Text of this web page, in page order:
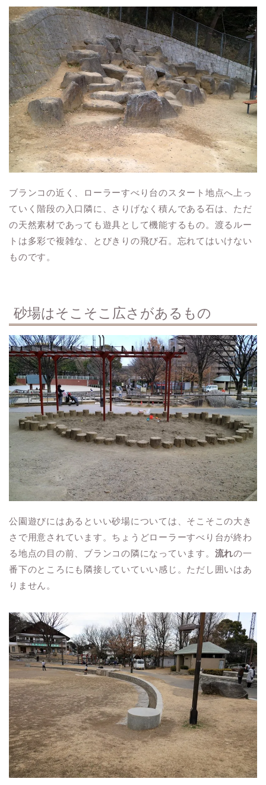
ブランコの近く、ローラーすべり台のスタート地点へ上っ
ていく階段の入口隣に、さりげなく積んである石は、ただ
の天然素材であっても遊具として機能するもの。渡るルー
トは多彩で複雑な、とびきりの飛び石。忘れてはいけない
ものです。
砂場はそこそこ広さがあるもの
公園遊びにはあるといい砂場については、そこそこの大き
さで用意されています。ちょうどローラーすべり台が終わ
る地点の目の前、ブランコの隣になっています。 流れの一
番下のところにも隣接していていい感じ。ただし囲いはあ
りません。